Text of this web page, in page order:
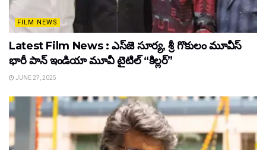
FILM NEWS
Latest Film News : ఎస్‌జె సూర్య, శ్రీ గొకులం మూవీస్‌
భారీ పాన్‌ ఇండియా మూవీ టైటిల్ “కిల్లర్”
JUNE 27, 2025